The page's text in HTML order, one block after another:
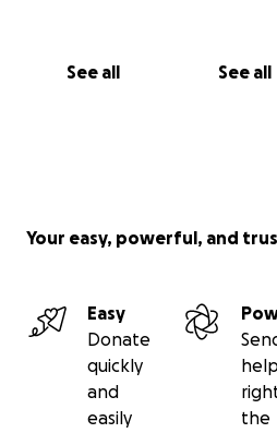
See all See all
Your easy, powerful, and
Easy
Donate
quickly
and
easily
help
the